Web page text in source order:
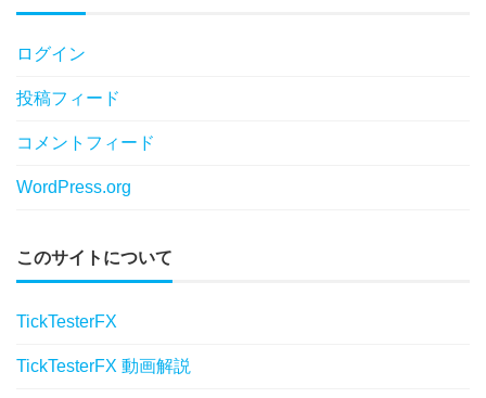
ログイン
投稿フィード
コメントフィード
WordPress.org
このサイトについて
TickTesterFX
TickTesterFX 動画解説